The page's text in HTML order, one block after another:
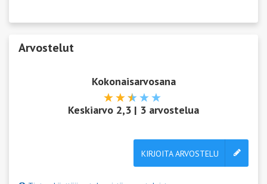
Arvostelut
Kokonaisarvosana
Keskiarvo 2,3 | 3 arvostelua
KIRJOITA ARVOSTELU